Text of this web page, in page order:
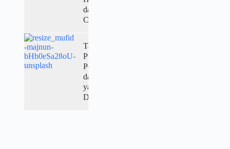
dan Tata
Caranya
Tahapan Izin
Proyek
Pembangunan
dan Persiapan
yang
Diperlukan